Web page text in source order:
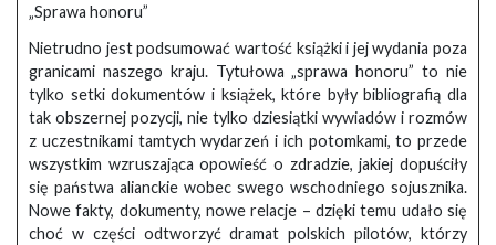
„Sprawa honoru”
Nietrudno jest podsumować wartość książki i jej wydania poza
granicami naszego kraju. Tytułowa „sprawa honoru” to nie
tylko setki dokumentów i książek, które były bibliografią dla
tak obszernej pozycji, nie tylko dziesiątki wywiadów i rozmów
z uczestnikami tamtych wydarzeń i ich potomkami, to przede
wszystkim wzruszająca opowieść o zdradzie, jakiej dopuściły
się państwa alianckie wobec swego wschodniego sojusznika.
Nowe fakty, dokumenty, nowe relacje – dzięki temu udało się
choć w części odtworzyć dramat polskich pilotów, którzy